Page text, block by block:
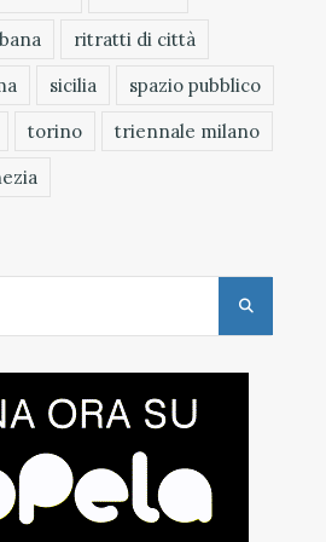
ritratti di città
sicilia
spazio pubblico
torino
triennale milano